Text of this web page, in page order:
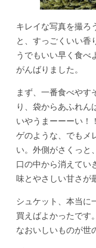
キレイな写真を撮ろ
と、すっごくいい
うでもいい早く食べ
がんばりました。
まず、一番食べやす
り、袋からあふれん
いやうまーーーい
ゲのような、でもメ
い。外側がさくっ
口の中から消えてい
味とやさしい甘さが
シュケット、本当に
買えばよかったです
なおいしいものが世